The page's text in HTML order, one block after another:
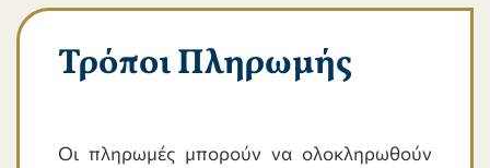
Τρόποι Πληρωμής
Οι πληρωμές μπορούν να ολοκληρωθούν